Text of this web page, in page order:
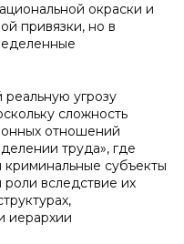
окраски и
привязки, но в
угрозу
сложность
отношений
труда», где
субъекты
вследствие их
иерархии